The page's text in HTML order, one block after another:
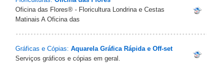
Oficina das Flores® - Floricultura Londrina e Cestas
Matinais A Oficina das
Gráficas e Cópias: Aquarela Gráfica Rápida e Off-set
Serviços gráficos e cópias em geral.